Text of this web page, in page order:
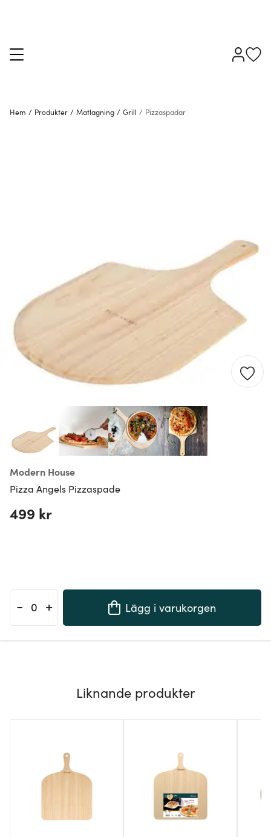
Hem / Produkter / Matlagning / Grill / Pizzaspadar
Modern House
Pizza Angels Pizzaspade
499 kr
- + Lägg i varukorgen
Liknande produkter